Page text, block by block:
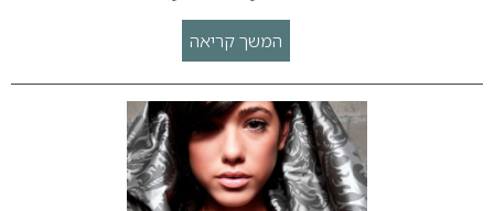
המשך קריאה